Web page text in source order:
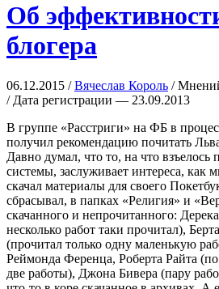
Об
блогера
06.12.2015 /Вячеслав Король /
/ Дата регистрации — 23.09.2013
В группе «Расстриги» на ФБ в
получил рекомендацию почитать
Давно думал, что то, на что взъелось
системы, заслуживает интереса, как
скачал материалы для своего
сбрасывал, в папках «Религия» и
скачанного и непрочитанного:
несколько работ таки прочитал),
(прочитал только одну маленькую
Реймонда Ференца, Роберта Райта
две работы), Джона Бивера (пару